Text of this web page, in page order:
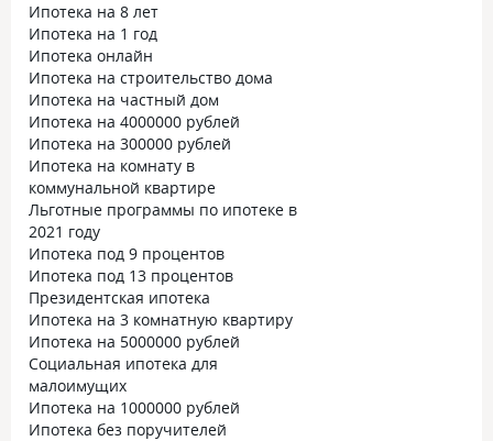
Ипотека на 8 лет
Ипотека на 1 год
Ипотека онлайн
Ипотека на строительство дома
Ипотека на частный дом
Ипотека на 4000000 рублей
Ипотека на 300000 рублей
Ипотека на комнату в
коммунальной квартире
Льготные программы по ипотеке в
2021 году
Ипотека под 9 процентов
Ипотека под 13 процентов
Президентская ипотека
Ипотека на 3 комнатную квартиру
Ипотека на 5000000 рублей
Социальная ипотека для
малоимущих
Ипотека на 1000000 рублей
Ипотека без поручителей